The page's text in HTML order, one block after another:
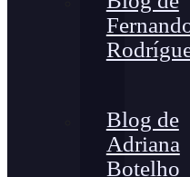
Blog de
Adriana
Botelho